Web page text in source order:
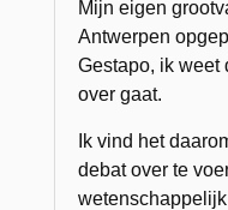
Mijn eigen
Antwerpen
Gestapo, ik weet
over gaat.
Ik vind het
debat over te